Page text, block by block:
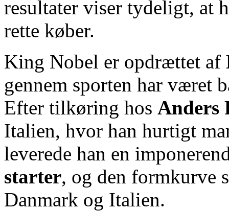
resultater viser tydeligt, at
rette køber.
King Nobel er opdrættet af
gennem sporten har været
Efter tilkøring hos Anders
Italien, hvor han hurtigt
leverede han en
starter, og den formkurve
Danmark og Italien.